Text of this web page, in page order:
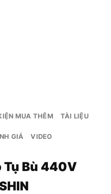
MUA THÊM TÀI LIỆU
GIÁ VIDEO
Tụ Bù 440V